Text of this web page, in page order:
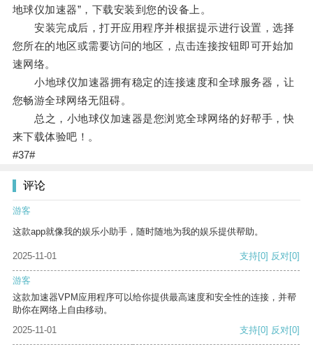
地球仪加速器”，下载安装到您的设备上。
安装完成后，打开应用程序并根据提示进行设置，选择
您所在的地区或需要访问的地区，点击连接按钮即可开始加
速网络。
小地球仪加速器拥有稳定的连接速度和全球服务器，让
您畅游全球网络无阻碍。
总之，小地球仪加速器是您浏览全球网络的好帮手，快
来下载体验吧！。
#37#
评论
游客
这款app就像我的娱乐小助手，随时随地为我的娱乐提供帮助。
2025-11-01 支持[0] 反对[0]
游客
这款加速器VPM应用程序可以给你提供最高速度和安全性的连接，并帮
助你在网络上自由移动。
2025-11-01
支持[0] 反对[0]